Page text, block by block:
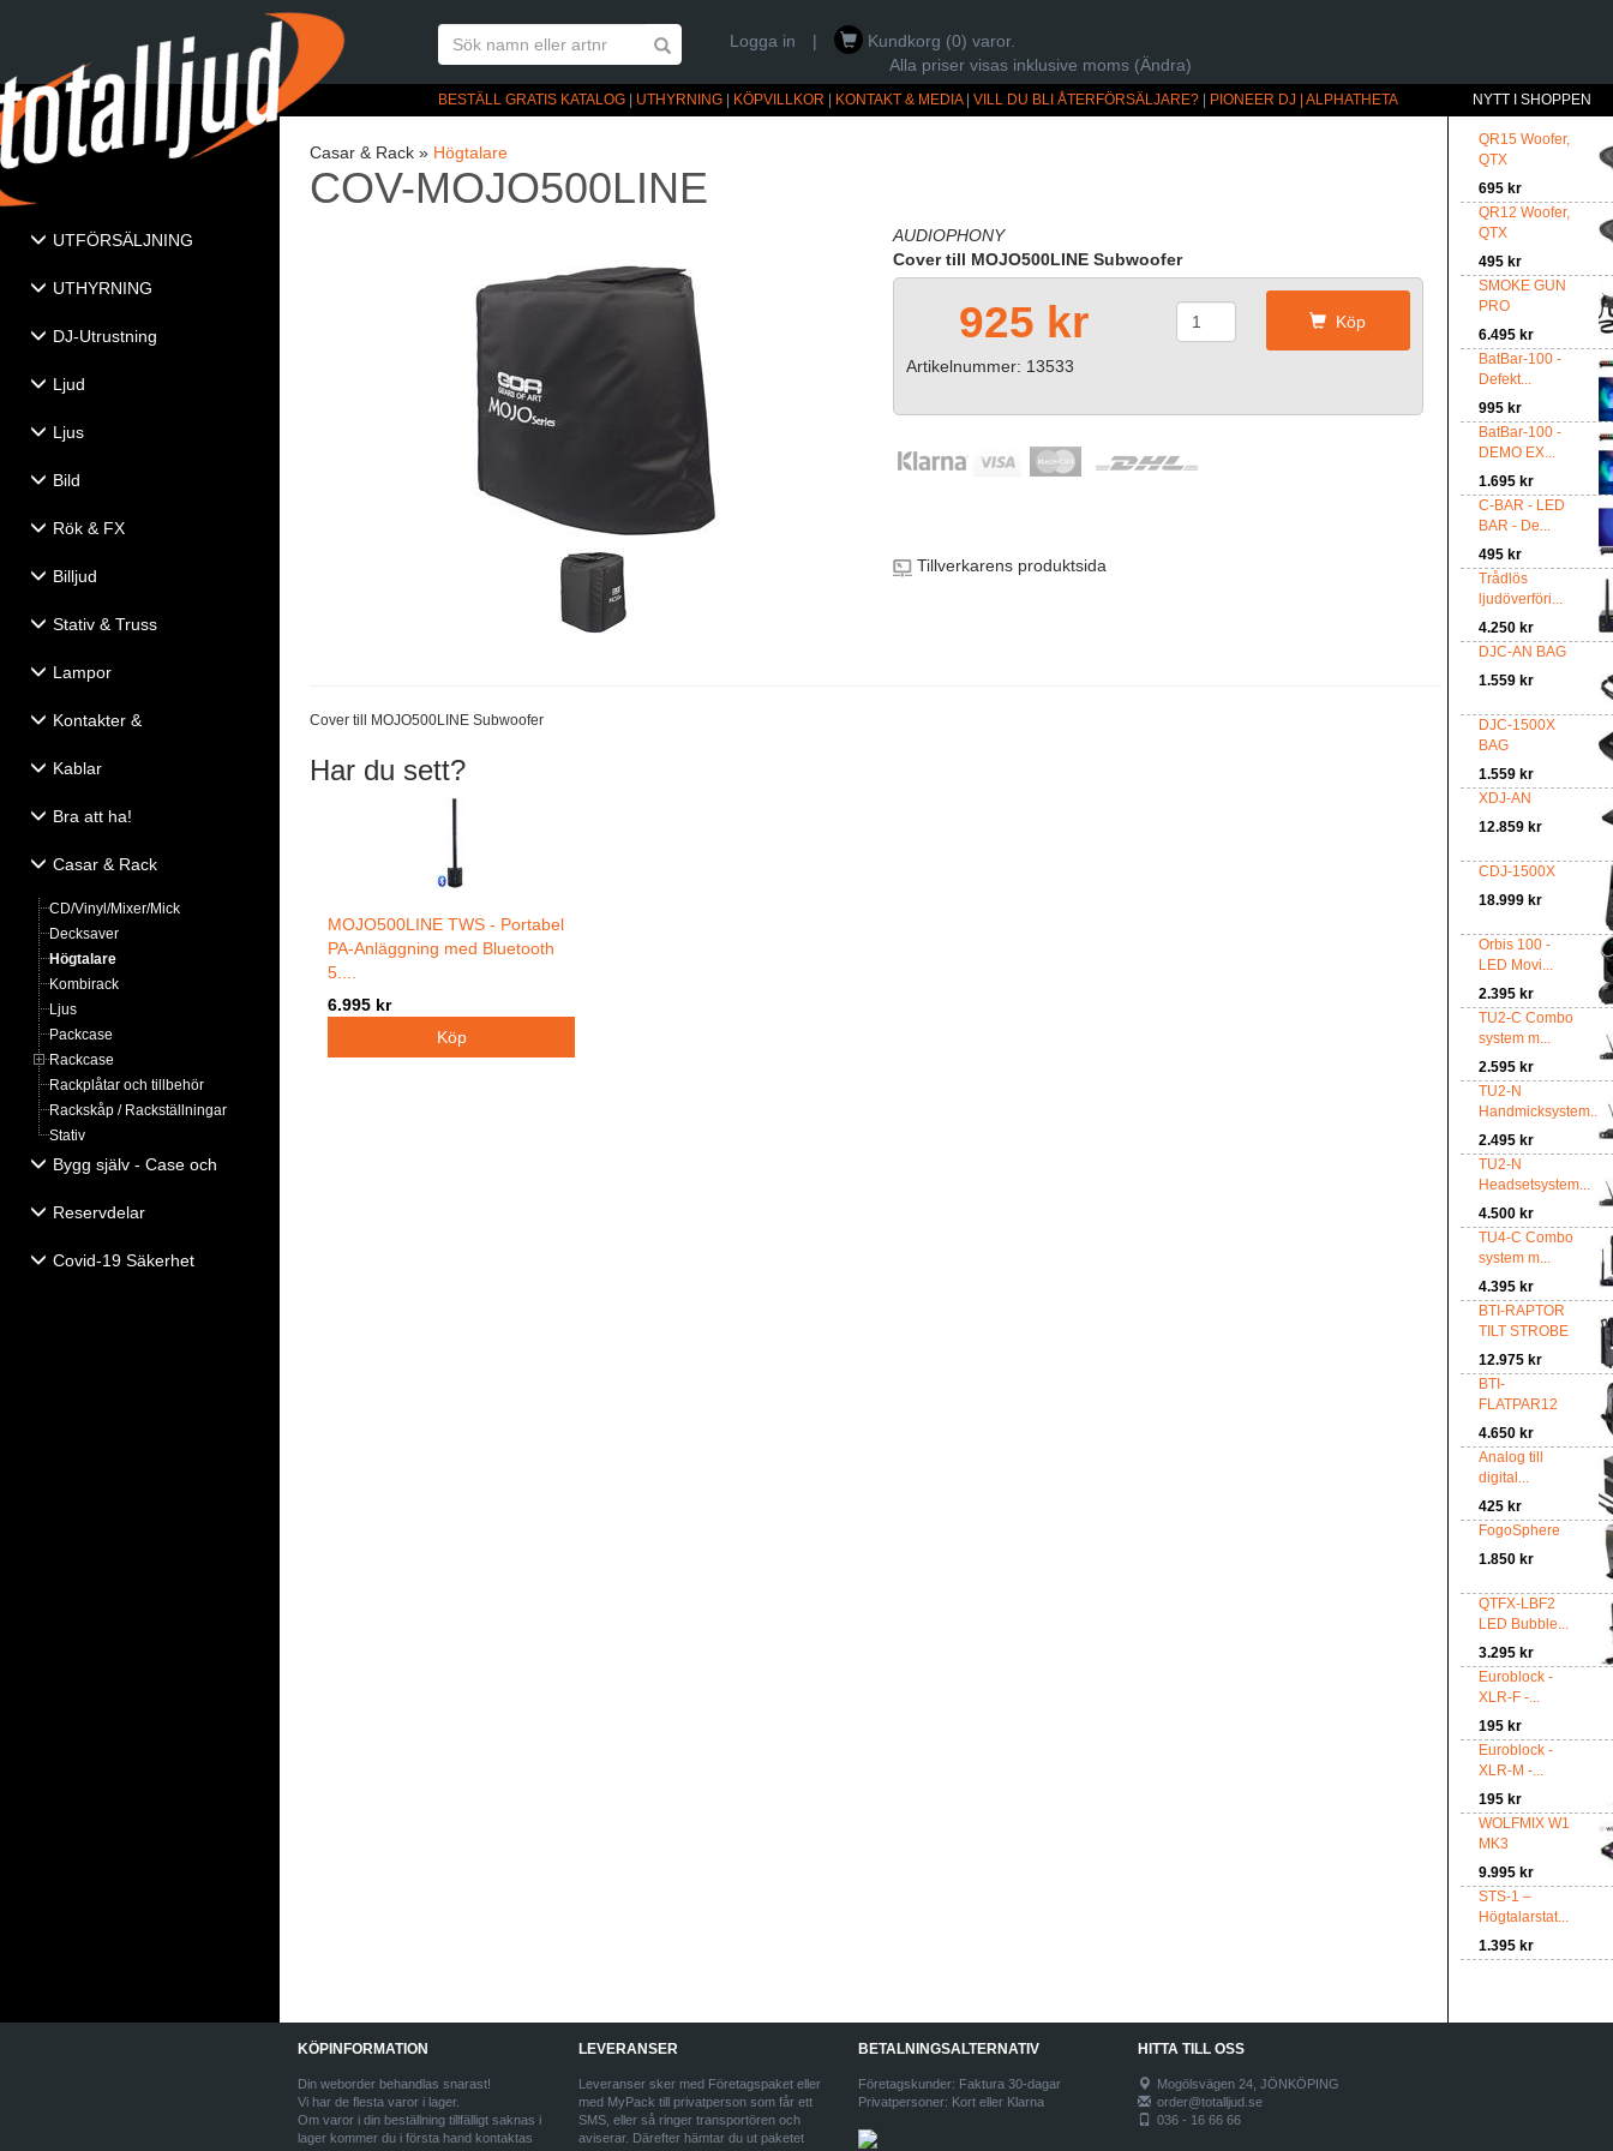
Logga in |
Kundkorg (0) varor.
Alla priser visas inklusive moms (Ändra)
BESTÄLL GRATIS KATALOG UTHYRNING KÖPVILLKOR KONTAKT & MEDIA| VILL DU BLI ÅTERFÖRSÄLJARE? PIONEER DJ | ALPHATHETA
UTFÖRSÄLJNING
UTHYRNING
DJ-Utrustning
Ljud
Ljus
Bild
Rök & FX
Billjud
Stativ & Truss
Lampor
Kontakter &
Kablar
Bra att ha!
Casar & Rack
CD/Vinyl/Mixer/Mick
Decksaver
Högtalare
Kombirack
Ljus
Packcase
Rackcase
Rackplåtar och tillbehör
Rackskåp / Rackställningar
Stativ
Bygg själv - Case och
Reservdelar
Covid-19 Säkerhet
NYTT I SHOPPEN
QR15 Woofer,
QTX
695 kr
QR12 Woofer,
QTX
495 kr
SMOKE GUN
PRO
6.495 kr
BatBar-100 -
Defekt...
995 kr
BatBar-100 -
DEMO EX...
1.695 kr
C-BAR - LED
BAR - De...
495 kr
Trådlös
ljudöverföri...
4.250 kr
DJC-AN BAG
1.559 kr
DJC-1500X
BAG
1.559 kr
XDJ-AN
12.859 kr
CDJ-1500X
18.999 kr
Orbis 100 -
LED Movi...
2.395 kr
TU2-C Combo
system m...
2.595 kr
TU2-N
Handmicksystem...
2.495 kr
TU2-N
Headsetsystem...
4.500 kr
TU4-C Combo
system m...
4.395 kr
BTI-RAPTOR
TILT STROBE
12.975 kr
BTI-
FLATPAR12
4.650 kr
Analog till
digital...
425 kr
FogoSphere
1.850 kr
QTFX-LBF2
LED Bubble...
3.295 kr
Euroblock -
XLR-F -...
195 kr
Euroblock -
XLR-M -...
195 kr
WOLFMIX W1
MK3
9.995 kr
STS-1 –
Högtalarstat...
1.395 kr
Casar & Rack » Högtalare
COV-MOJO500LINE
AUDIOPHONY
Cover till MOJO500LINE Subwoofer
925 kr Köp
Artikelnummer: 13533
Tillverkarens produktsida
Cover till MOJO500LINE Subwoofer
Har du sett?
MOJO500LINE TWS - Portabel
PA-Anläggning med Bluetooth
5....
6.995 kr
KÖPINFORMATION
Din weborder behandlas snarast!
Vi har de flesta varor i lager.
Om varor i din beställning tillfälligt saknas i
lager kommer du i första hand kontaktas
LEVERANSER
Leveranser sker med Företagspaket eller
med MyPack till privatperson som får ett
SMS, eller så ringer transportören och
aviserar. Därefter hämtar du ut paketet
BETALNINGSALTERNATIV
Företagskunder: Faktura 30-dagar
Privatpersoner: Kort eller Klarna
HITTA TILL OSS
Mogölsvägen 24, JÖNKÖPING
order@totalljud.se
036 - 16 66 66